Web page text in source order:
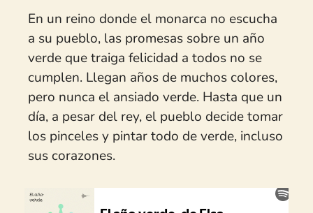
En un reino donde el monarca no escucha
a su pueblo, las promesas sobre un año
verde que traiga felicidad a todos no se
cumplen. Llegan años de muchos colores,
pero nunca el ansiado verde. Hasta que un
día, a pesar del rey, el pueblo decide tomar
los pinceles y pintar todo de verde, incluso
sus corazones.